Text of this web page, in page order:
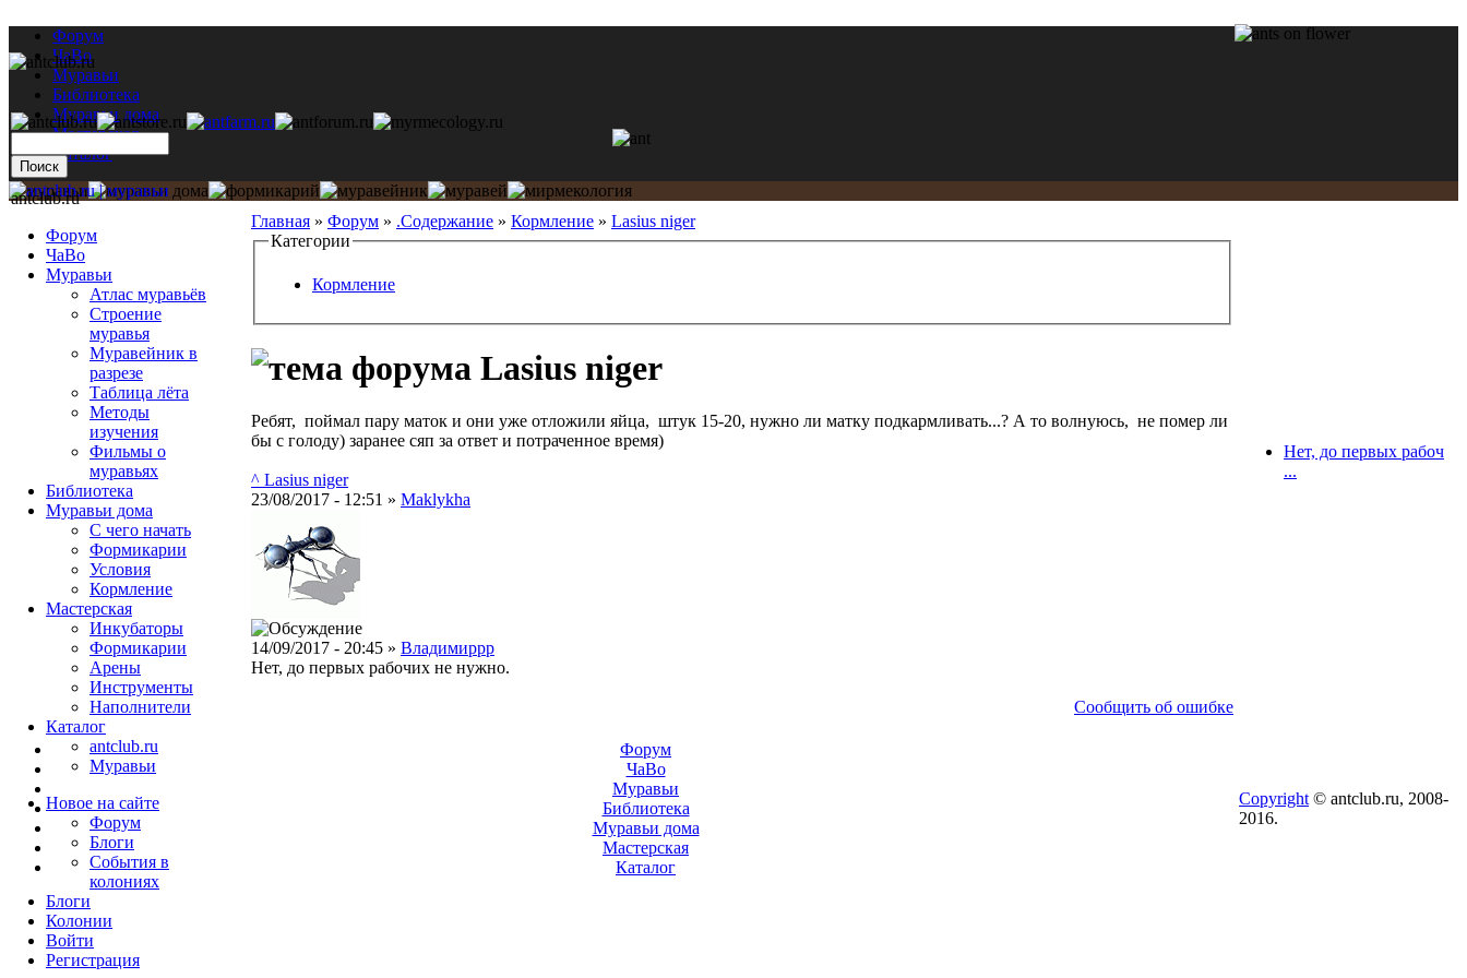
Форум
ЧаВо
Муравьи
Библиотека
Муравьи дома
Мастерская
Каталог
Главная » Форум » .Содержание » Кормление » Lasius niger
Категории
Кормление
Lasius niger
Ребят, поймал пару маток и они уже отложили яйца, штук 15-20, нужно ли матку подкармливать...? А то волнуюсь, не помер ли
бы с голоду) заранее сяп за ответ и потраченное время)
^ Lasius niger
23/08/2017 - 12:51 » Maklykha
14/09/2017 - 20:45 » Владимиррр
Нет, до первых рабочих не нужно.
Сообщить об ошибке
antclub.ru
Форум
ЧаВо
Муравьи
Атлас муравьёв
Строение
муравья
Муравейник в
разрезе
Таблица лёта
Методы
изучения
Фильмы о
муравьях
Библиотека
Муравьи дома
С чего начать
Формикарии
Условия
Кормление
Мастерская
Инкубаторы
Формикарии
Арены
Инструменты
Наполнители
Каталог
antclub.ru
Муравьи
Новое на сайте
Форум
Блоги
События в
колониях
Блоги
Колонии
Войти
Peгиcтpaция
Нет, до первых рабоч
...
Форум
ЧаВо
Муравьи
Библиотека
Муравьи дома
Мастерская
Каталог
Copyright © antclub.ru, 2008-
2016.